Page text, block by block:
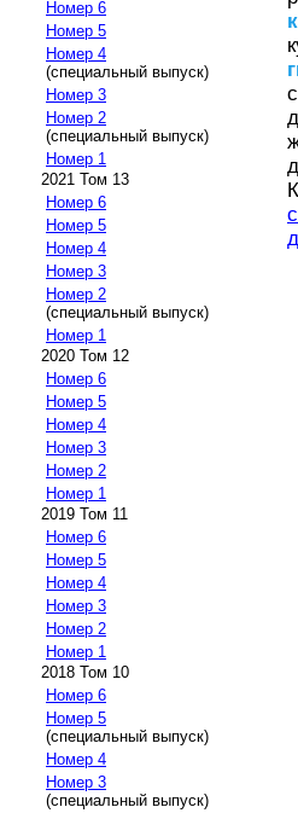
Номер 6
Номер 5
Номер 4
(специальный выпуск)
Номер 3
Номер 2
(специальный выпуск)
Номер 1
2021 Том 13
Номер 6
Номер 5
Номер 4
Номер 3
Номер 2
(специальный выпуск)
Номер 1
2020 Том 12
Номер 6
Номер 5
Номер 4
Номер 3
Номер 2
Номер 1
2019 Том 11
Номер 6
Номер 5
Номер 4
Номер 3
Номер 2
Номер 1
2018 Том 10
Номер 6
Номер 5
(специальный выпуск)
Номер 4
Номер 3
(специальный выпуск)